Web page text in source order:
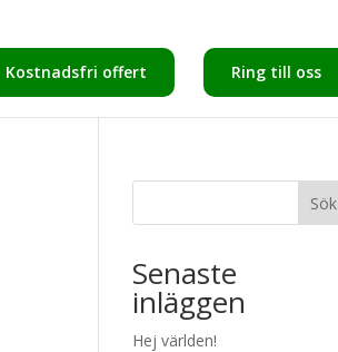
Kostnadsfri offert Ring till oss
Sök
Senaste
inläggen
Hej världen!